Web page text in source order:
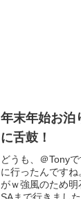
年末年始お泊
に舌鼓！
どうも、＠Tony
に行ったんです
がｗ強風のため
SAまで行きまし